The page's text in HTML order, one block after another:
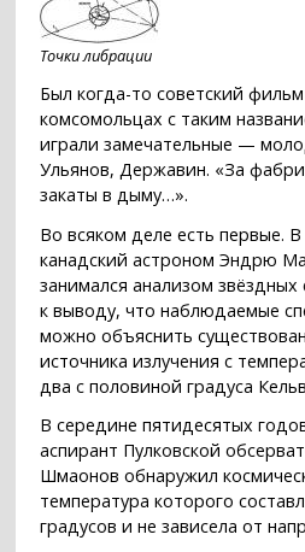
Точки либрации
Был когда-то советский
комсомольцах с таким
играли замечательные —
Ульянов, Державин. «За
закаты в дыму…».
Во всяком деле есть первые. В
канадский астроном Эндрю
занимался анализом
к выводу, что наблюдаемые
можно объяснить
источника излучения с
два с половиной градуса
В середине пятидесятых
аспирант Пулковской
Шмаонов обнаружил
температура которого
градусов и не зависела от